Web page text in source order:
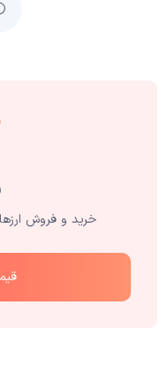
خرید و فروش